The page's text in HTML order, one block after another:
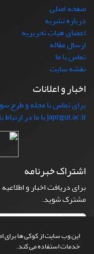
این وب سایت از کوکی ها برای
خدمات استفاده می کند.
صفحه اصلی
درباره نشریه
اعضای هیات تحریریه
ارسال مقاله
تماس با ما
نقشه سایت
اخبار و اعلانات
برای تماس با مجله و طرح
japr@ut.ac.ir با ما در ارتباط باشید.
اشتراک خبرنامه
برای دریافت اخبار و
مشترک شوید.